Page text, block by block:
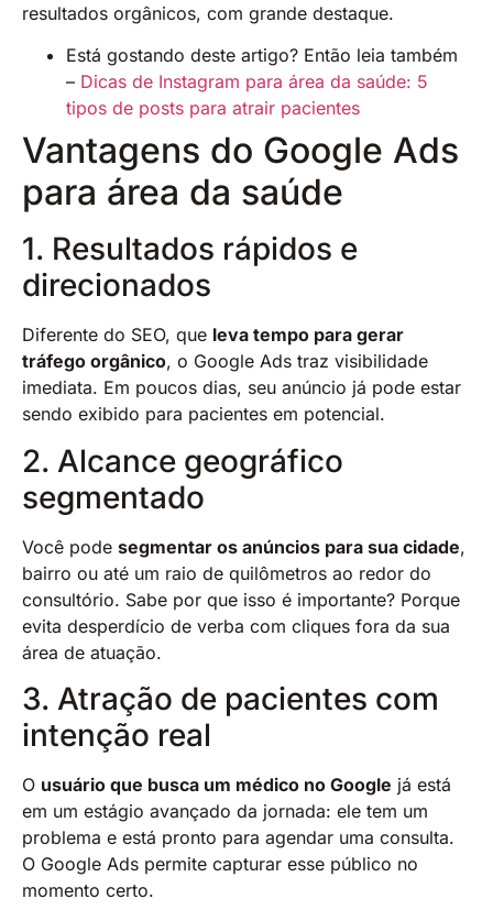
resultados orgânicos, com grande destaque.
Está gostando deste artigo? Então leia também
– Dicas de Instagram para área da saúde: 5
tipos de posts para atrair pacientes
Vantagens do Google Ads
para área da saúde
1. Resultados rápidos e
direcionados
Diferente do SEO, que leva tempo para gerar
tráfego orgânico, o Google Ads traz visibilidade
imediata. Em poucos dias, seu anúncio já pode estar
sendo exibido para pacientes em potencial.
2. Alcance geográfico
segmentado
Você pode segmentar os anúncios para sua cidade,
bairro ou até um raio de quilômetros ao redor do
consultório. Sabe por que isso é importante? Porque
evita desperdício de verba com cliques fora da sua
área de atuação.
3. Atração de pacientes com
intenção real
O usuário que busca um médico no Google já está
em um estágio avançado da jornada: ele tem um
problema e está pronto para agendar uma consulta.
O Google Ads permite capturar esse público no
momento certo.